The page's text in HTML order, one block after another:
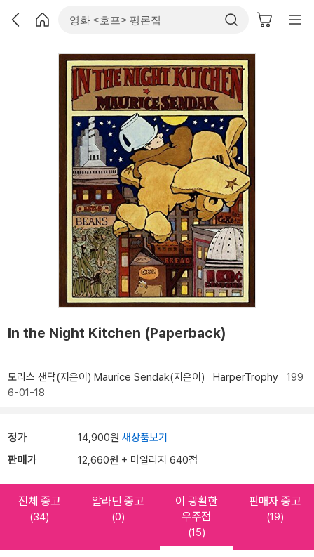
In the Night Kitchen (Paperback)
모리스 샌닥(지은이) Maurice Sendak(지은이) HarperTrophy 199
6-01-18
정가 14,900원 새상품보기
판매가 12,660원 + 마일리지 640점
전체 중고
(34)
알라딘 중고
(0)
이 광활한
우주점
(15)
판매자 중고
(19)